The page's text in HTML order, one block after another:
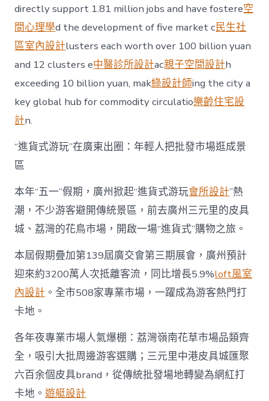
directly support 1.81 million jobs and have fostere空
間心理學d the development of five market c民生社
區室內設計lusters each worth over 100 billion yuan
and 12 clusters e中醫診所設計ac親子空間設計h
exceeding 10 billion yuan, mak綠設計師ing the city a
key global hub for commodity circulatio樂齡住宅設
計n.
“進貨式游玩”在廣東出圈：年輕人把批發市場逛成景
區
本年“五一”假期，廣州掀起“進貨式游玩會所設計”熱
潮，不少游客避開傳統景區，前去廣州三元里的皮具
城、荔灣的花鳥市場，開啟一場“進貨式”購物之旅。
本屆假期疊加第139屆廣交會第三期展會，廣州預計
迎來約3200萬人次抵離客流，同比增長5.9%loft風室
內設計 。全市508家專業市場，一躍成為游客熱門打
卡地。
各年夜專業市場人氣爆棚：荔灣嶺南花草市場品類齊
全，吸引大批周邊游客選購；三元里中港皮具城匯聚
六百余個皮具brand，從傳統批發場地轉變為網紅打
卡地。遊艇設計